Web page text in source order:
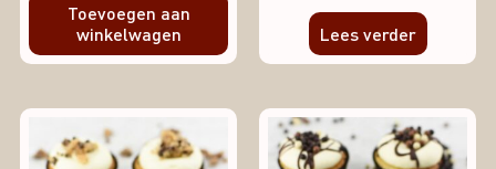
Toevoegen aan
winkelwagen
Lees verder